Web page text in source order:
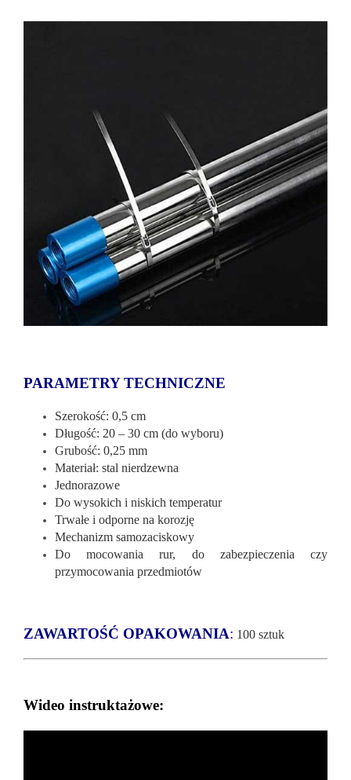
PARAMETRY TECHNICZNE
Szerokość: 0,5 cm
Długość: 20 – 30 cm (do wyboru)
Grubość: 0,25 mm
Materiał: stal nierdzewna
Jednorazowe
Do wysokich i niskich temperatur
Trwałe i odporne na korozję
Mechanizm samozaciskowy
Do mocowania rur, do zabezpieczenia czy
przymocowania przedmiotów
ZAWARTOŚĆ OPAKOWANIA: 100 sztuk
Wideo instruktażowe: